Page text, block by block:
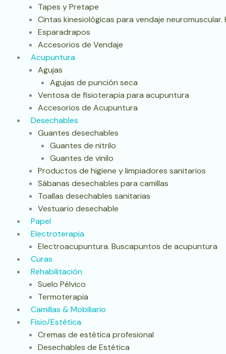
Tapes y Pretape
Cintas kinesiológicas para vendaje neuromuscular.
Esparadrapos
Accesorios de Vendaje
Acupuntura
Agujas
Agujas de punción seca
Ventosa de fisioterapia para acupuntura
Accesorios de Acupuntura
Desechables
Guantes desechables
Guantes de nitrilo
Guantes de vinilo
Productos de higiene y limpiadores sanitarios
Sábanas desechables para camillas
Toallas desechables sanitarias
Vestuario desechable
Papel
Electroterapia
Electroacupuntura. Buscapuntos de acupuntura
Curas
Rehabilitación
Suelo Pélvico
Termoterapia
Camillas & Mobiliario
Fisio/Estética
Cremas de estética profesional
Desechables de Estética